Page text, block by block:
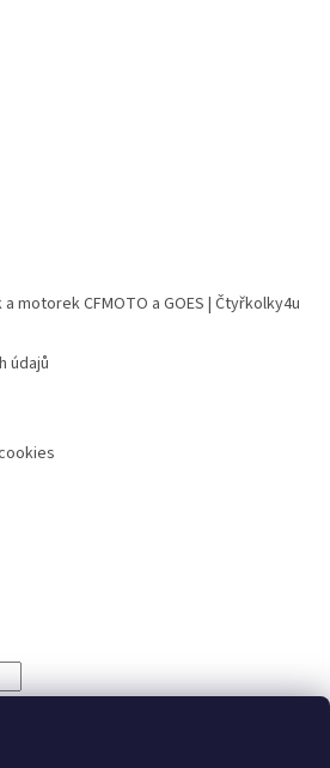
motorek CFMOTO a GOES | Čtyřkolky4u
údajů